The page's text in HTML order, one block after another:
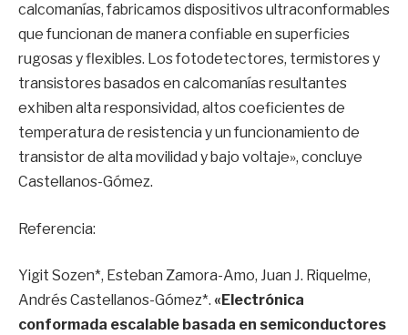
calcomanías, fabricamos dispositivos ultraconformables
que funcionan de manera confiable en superficies
rugosas y flexibles. Los fotodetectores, termistores y
transistores basados ​​en calcomanías resultantes
exhiben alta responsividad, altos coeficientes de
temperatura de resistencia y un funcionamiento de
transistor de alta movilidad y bajo voltaje», concluye
Castellanos-Gómez.
Referencia:
Yigit Sozen*, Esteban Zamora-Amo, Juan J. Riquelme,
Andrés Castellanos-Gómez*. «Electrónica
conformada escalable basada en semiconductores